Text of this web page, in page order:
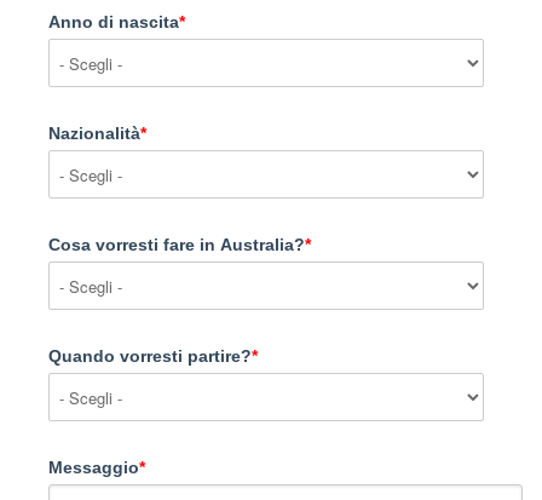
Anno di nascita*
Nazionalità*
Cosa vorresti fare in Australia?*
Quando vorresti partire?*
Messaggio*